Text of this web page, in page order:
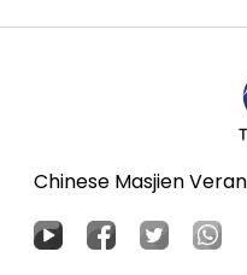
Chinese Masjien